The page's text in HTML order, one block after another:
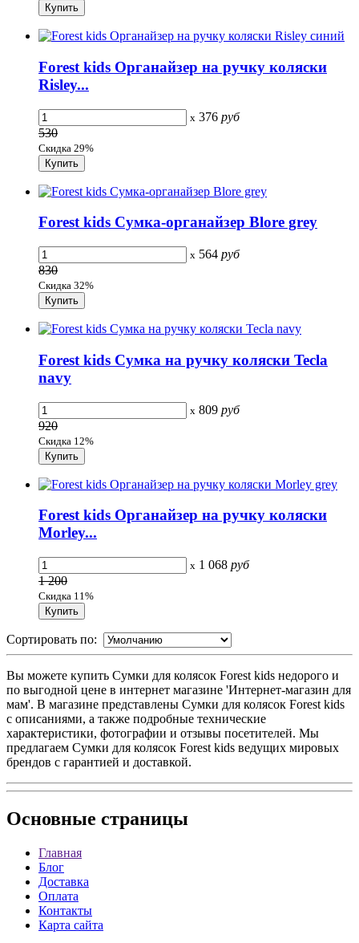
Forest kids Органайзер на ручку коляски
Risley...
x 376 руб
530
Скидка 29%
Forest kids Сумка-органайзер Blore grey
x 564 руб
830
Скидка 32%
Forest kids Сумка на ручку коляски Tecla
navy
x 809 руб
920
Скидка 12%
Forest kids Органайзер на ручку коляски
Morley...
x 1 068 руб
1 200
Скидка 11%
Сортировать по:
Вы можете купить Сумки для колясок Forest kids недорого и
по выгодной цене в интернет магазине 'Интернет-магазин для
мам'. В магазине представлены Сумки для колясок Forest kids
с описаниями, а также подробные технические
характеристики, фотографии и отзывы посетителей. Мы
предлагаем Сумки для колясок Forest kids ведущих мировых
брендов с гарантией и доставкой.
Основные страницы
Главная
Блог
Доставка
Оплата
Контакты
Карта сайта